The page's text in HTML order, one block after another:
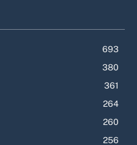
693
380
361
264
260
256